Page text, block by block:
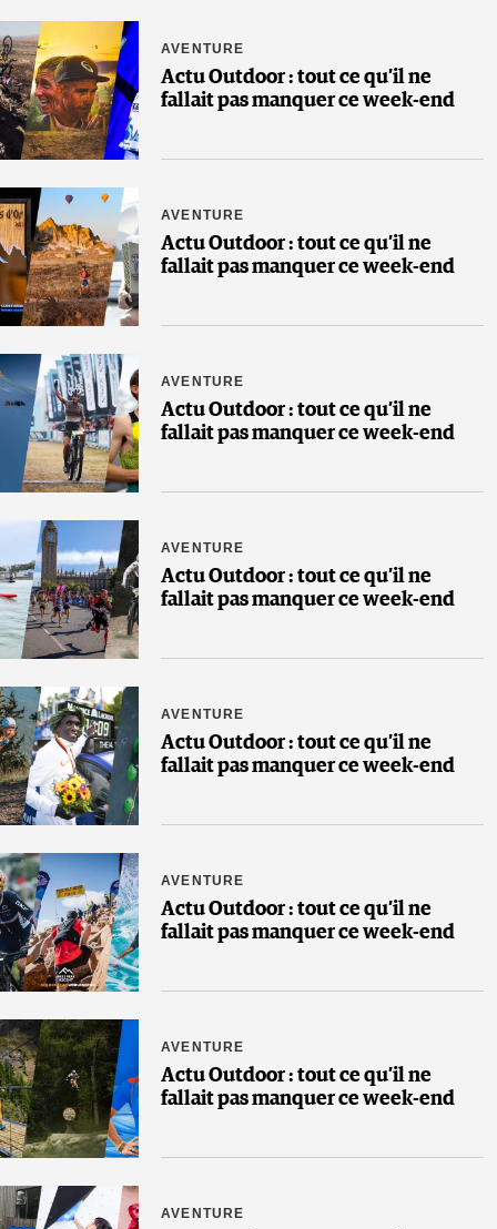
AVENTURE
Actu Outdoor : tout ce qu’il ne
fallait pas manquer ce week-end
AVENTURE
Actu Outdoor : tout ce qu’il ne
fallait pas manquer ce week-end
AVENTURE
Actu Outdoor : tout ce qu’il ne
fallait pas manquer ce week-end
AVENTURE
Actu Outdoor : tout ce qu’il ne
fallait pas manquer ce week-end
AVENTURE
Actu Outdoor : tout ce qu’il ne
fallait pas manquer ce week-end
AVENTURE
Actu Outdoor : tout ce qu’il ne
fallait pas manquer ce week-end
AVENTURE
Actu Outdoor : tout ce qu’il ne
fallait pas manquer ce week-end
AVENTURE